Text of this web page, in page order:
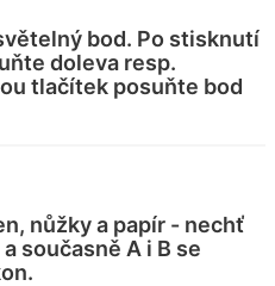
bod. Po stisknutí
doleva resp.
tlačítek posuňte bod
nůžky a papír - nechť
současně A i B se